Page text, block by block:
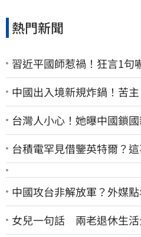
熱門新聞
習近平國師惹禍！狂言1句
中國出入境新規炸鍋！苦主
台灣人小心！她曝中國鎖
台積電罕見借鑒英特爾？
中國攻台非解放軍？外媒點
女兒一句話 兩老退休生活